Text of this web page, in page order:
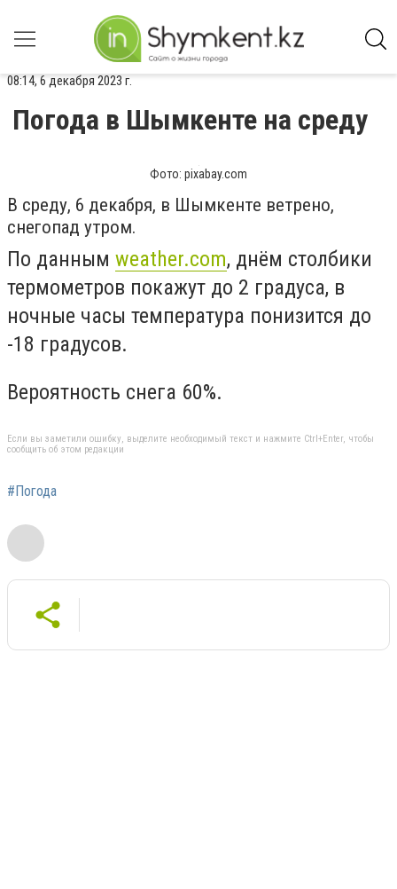
08:14, 6 декабря 2023 г.
Погода в Шымкенте на среду
Фото: pixabay.com
В среду, 6 декабря, в Шымкенте ветрено,
снегопад утром.
По данным weather.com, днём столбики
термометров покажут до 2 градуса, в
ночные часы температура понизится до
-18 градусов.
Вероятность снега 60%.
Если вы заметили ошибку, выделите необходимый текст и нажмите Ctrl+Enter, чтобы
сообщить об этом редакции
#Погода